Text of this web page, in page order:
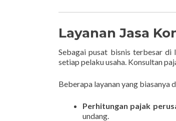
Layanan Jasa
Sebagai pusat bisnis terbesar di
setiap pelaku usaha. Konsultan
Beberapa layanan yang
Perhitungan pajak
undang.